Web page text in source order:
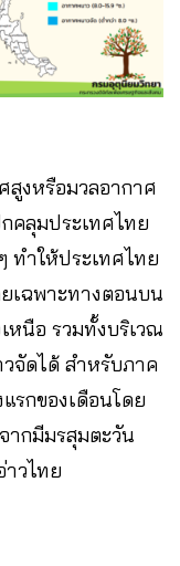
สูงหรือมวลอากาศ
คลุมประเทศไทย
ทำให้ประเทศไทย
เฉพาะทางตอนบน
หนือ รวมทั้งบริเวณ
จัดได้ สำหรับภาค
รกของเดือนโดย
ากมีมรสุมตะวัน
วไทย